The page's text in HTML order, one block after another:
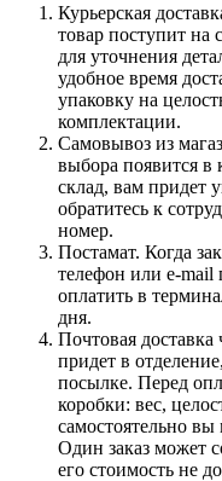
Курьерская
товар поступит на
для уточнения
удобное время
упаковку на
комплектации.
Самовывоз из
выбора появится в
склад, вам придет
обратитесь к
номер.
Постамат. Когда
телефон или e-mail
оплатить в
дня.
Почтовая доставка
придет в
посылке. Перед
коробки: вес,
самостоятельно вы
Один заказ может
его стоимость не